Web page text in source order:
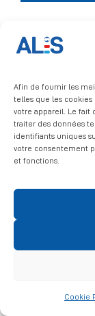
Afin de fournir les
telles que les
votre appareil. Le fait
traiter des données
identifiants uniques
votre consentement
et fonctions.
Cookie
Signalement
©